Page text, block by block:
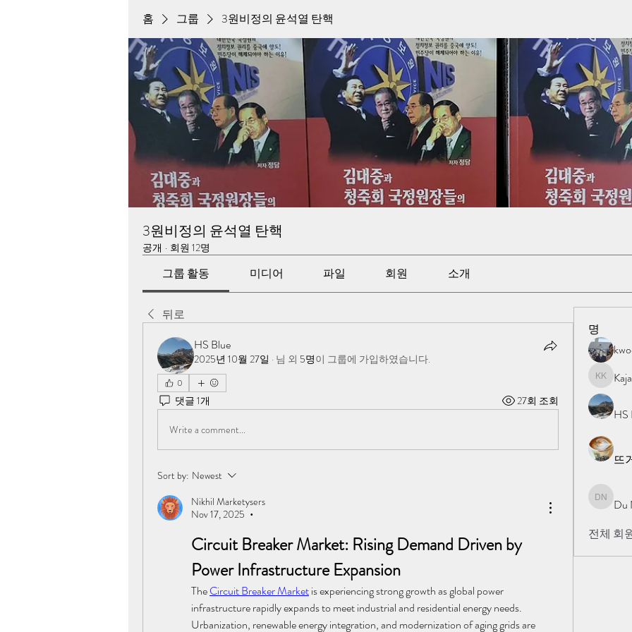
홈 그룹 3원비정의 윤석열 탄핵
3원비정의 윤석열 탄핵
공개 · 회원 12명
그룹 활동 미디어 파일 회원 소개
뒤로
HS Blue
2025년 10월 27일 · 님 외 5명이 그룹에 가입하였습니다.
0
댓글 1개 27회 조회
Write a comment...
Sort by: Newest
Nikhil Marketysers
Nov 17, 2025
•
Circuit Breaker Market: Rising Demand Driven by
Power Infrastructure Expansion
The Circuit Breaker Market is experiencing strong growth as global power
infrastructure rapidly expands to meet industrial and residential energy needs.
Urbanization, renewable energy integration, and modernization of aging grids are
명
Kajal
HS
뜨
Du Nan
Du
전체 회